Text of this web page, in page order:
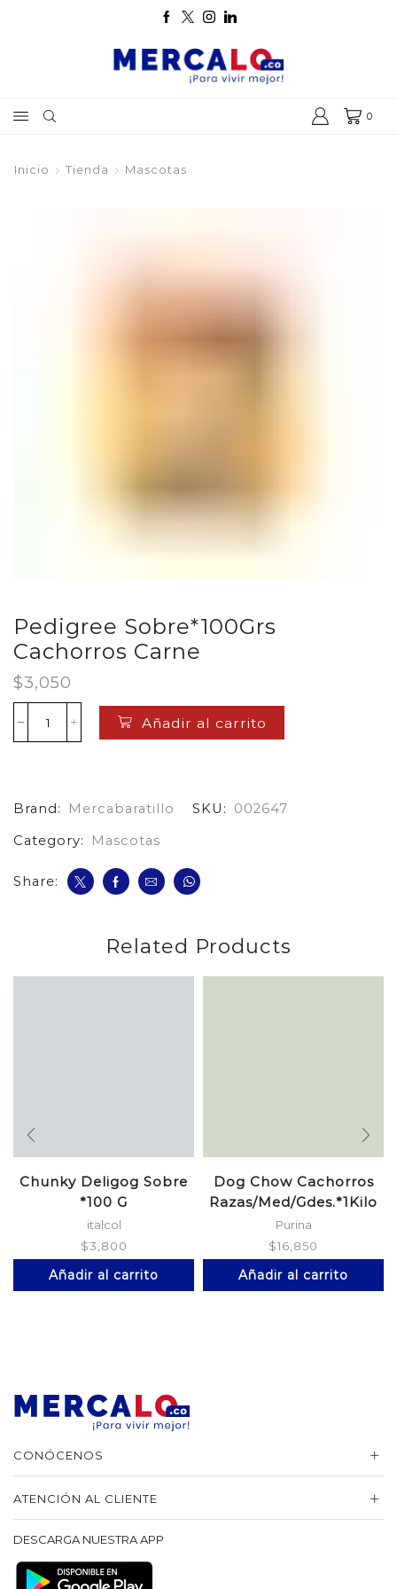
0
Inicio Tienda Mascotas
Pedigree Sobre*100Grs
Cachorros Carne
$3,050
Pedigree
Sobre*100Grs
Añadir al carrito
Brand: Mercabaratillo SKU:
002647
Category:
Mascotas
Share:
Related Products
Chunky Deligog Sobre
*100 G
italcol
$3,800
Añadir al carrito
Dog Chow Cachorros
Razas/Med/Gdes.*1Kilo
Purina
$16,850
Añadir al carrito
CONÓCENOS
ATENCIÓN AL CLIENTE
DESCARGA NUESTRA APP